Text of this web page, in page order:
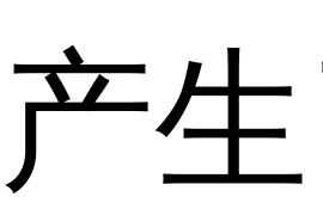
产